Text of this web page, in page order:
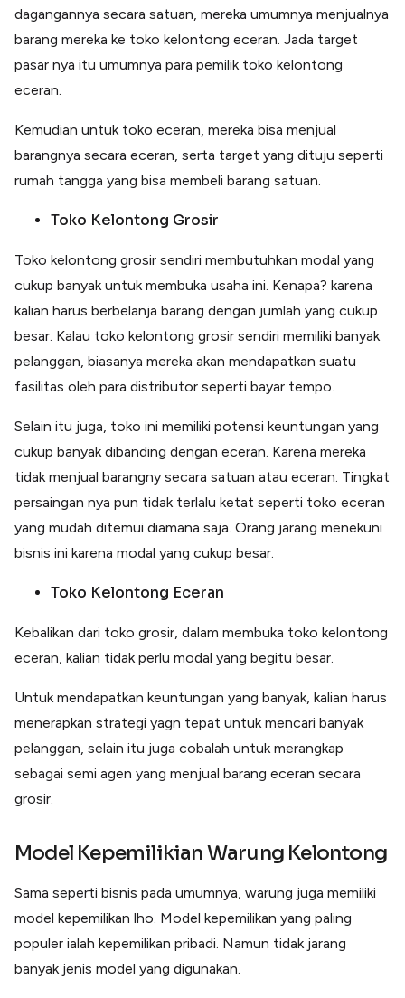
dagangannya secara satuan, mereka umumnya menjualnya
barang mereka ke toko kelontong eceran. Jada target
pasar nya itu umumnya para pemilik toko kelontong
eceran.
Kemudian untuk toko eceran, mereka bisa menjual
barangnya secara eceran, serta target yang dituju seperti
rumah tangga yang bisa membeli barang satuan.
Toko Kelontong Grosir
Toko kelontong grosir sendiri membutuhkan modal yang
cukup banyak untuk membuka usaha ini. Kenapa? karena
kalian harus berbelanja barang dengan jumlah yang cukup
besar. Kalau toko kelontong grosir sendiri memiliki banyak
pelanggan, biasanya mereka akan mendapatkan suatu
fasilitas oleh para distributor seperti bayar tempo.
Selain itu juga, toko ini memiliki potensi keuntungan yang
cukup banyak dibanding dengan eceran. Karena mereka
tidak menjual barangny secara satuan atau eceran. Tingkat
persaingan nya pun tidak terlalu ketat seperti toko eceran
yang mudah ditemui diamana saja. Orang jarang menekuni
bisnis ini karena modal yang cukup besar.
Toko Kelontong Eceran
Kebalikan dari toko grosir, dalam membuka toko kelontong
eceran, kalian tidak perlu modal yang begitu besar.
Untuk mendapatkan keuntungan yang banyak, kalian harus
menerapkan strategi yagn tepat untuk mencari banyak
pelanggan, selain itu juga cobalah untuk merangkap
sebagai semi agen yang menjual barang eceran secara
grosir.
Model Kepemilikian Warung Kelontong
Sama seperti bisnis pada umumnya, warung juga memiliki
model kepemilikan lho. Model kepemilikan yang paling
populer ialah kepemilikan pribadi. Namun tidak jarang
banyak jenis model yang digunakan.